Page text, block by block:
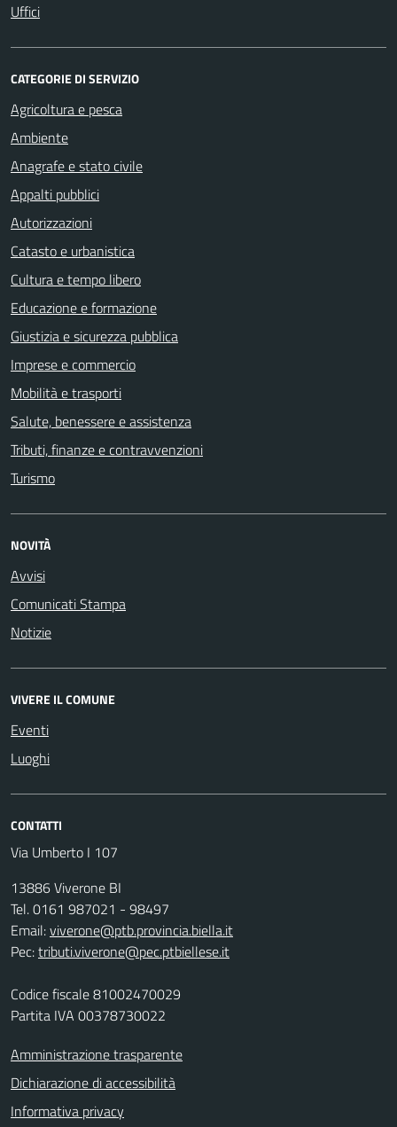
Uffici
CATEGORIE DI SERVIZIO
Agricoltura e pesca
Ambiente
Anagrafe e stato civile
Appalti pubblici
Autorizzazioni
Catasto e urbanistica
Cultura e tempo libero
Educazione e formazione
Giustizia e sicurezza pubblica
Imprese e commercio
Mobilità e trasporti
Salute, benessere e assistenza
Tributi, finanze e contravvenzioni
Turismo
NOVITÀ
Avvisi
Comunicati Stampa
Notizie
VIVERE IL COMUNE
Eventi
Luoghi
CONTATTI
Via Umberto I 107
13886 Viverone BI
Tel. 0161 987021 - 98497
Email:viverone@ptb.provincia.biella.it
Pec:tributi.viverone@pec.ptbiellese.it
Codice fiscale 81002470029
Partita IVA 00378730022
Amministrazione trasparente
Dichiarazione di accessibilità
Informativa privacy